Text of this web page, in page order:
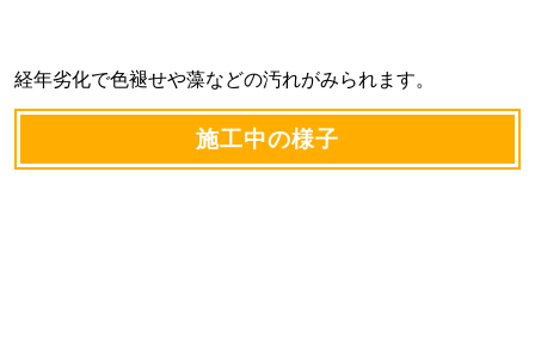
経年劣化で色褪せや藻などの汚れがみられます。
施工中の様子